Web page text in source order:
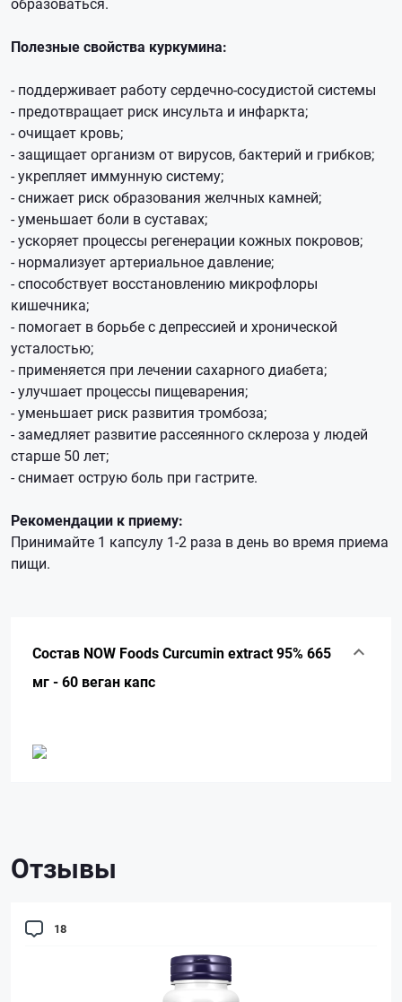
Полезные свойства куркумина:
- поддерживает работу сердечно-сосудистой системы
- предотвращает риск инсульта и инфаркта;
- очищает кровь;
- защищает организм от вирусов, бактерий и грибков;
- укрепляет иммунную систему;
- снижает риск образования желчных камней;
- уменьшает боли в суставах;
- ускоряет процессы регенерации кожных покровов;
- нормализует артериальное давление;
- способствует восстановлению микрофлоры
кишечника;
- помогает в борьбе с депрессией и хронической
усталостью;
- применяется при лечении сахарного диабета;
- улучшает процессы пищеварения;
- уменьшает риск развития тромбоза;
- замедляет развитие рассеянного склероза у людей
старше 50 лет;
- снимает острую боль при гастрите.
Рекомендации к приему:
Принимайте 1 капсулу 1-2 раза в день во время приема
пищи.
Состав NOW Foods Curcumin extract 95% 665
мг - 60 веган капс
Отзывы
18